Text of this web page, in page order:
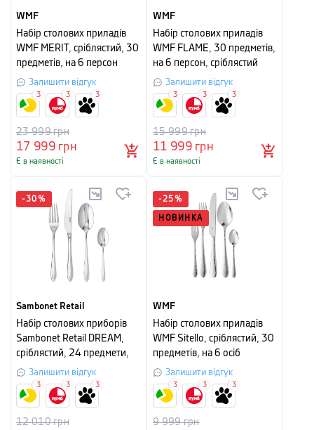
WMF
Набір столових приладів
WMF MERIT, сріблястий, 30
предметів, на 6 персон
Залишити відгук
17 999грн
23 999грн
Є в наявності
3 3 3
WMF
Набір столових приладів
WMF FLAME, 30 предметів,
на 6 персон, сріблястий
Залишити відгук
11 999грн
15 999грн
Є в наявності
3 3 3
-30 %
Sambonet Retail
Набір столових приборів
Sambonet Retail DREAM,
сріблястий, 24 предмети,
на 6 персон
Залишити відгук
12 010грн
3 3 3
-25 %
НОВИНКА
WMF
Набір столових приладів
WMF Sitello, сріблястий, 30
предметів, на 6 осіб
Залишити відгук
9 999грн
3 3 3